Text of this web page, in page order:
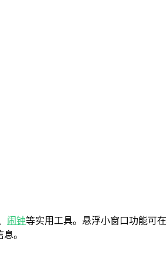
闹钟等实用工具。悬浮小窗口功能可
。